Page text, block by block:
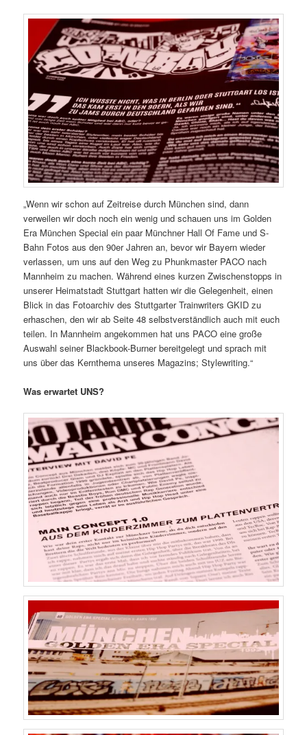
„Wenn wir schon auf Zeitreise durch München sind, dann
verweilen wir doch noch ein wenig und schauen uns im Golden
Era München Special ein paar Münchner Hall Of Fame und S-
Bahn Fotos aus den 90er Jahren an, bevor wir Bayern wieder
verlassen, um uns auf den Weg zu Phunkmaster PACO nach
Mannheim zu machen. Während eines kurzen Zwischenstopps in
unserer Heimatstadt Stuttgart hatten wir die Gelegenheit, einen
Blick in das Fotoarchiv des Stuttgarter Trainwriters GKID zu
erhaschen, den wir ab Seite 48 selbstverständlich auch mit euch
teilen. In Mannheim angekommen hat uns PACO eine große
Auswahl seiner Blackbook-Burner bereitgelegt und sprach mit
uns über das Kernthema unseres Magazins; Stylewriting.“
Was erwartet UNS?